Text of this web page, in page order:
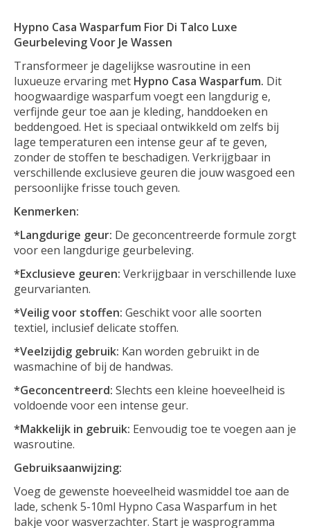
Hypno Casa Wasparfum Fior Di Talco Luxe
Geurbeleving Voor Je Wassen
Transformeer je dagelijkse wasroutine in een
luxueuze ervaring met Hypno Casa Wasparfum. Dit
hoogwaardige wasparfum voegt een langdurig e,
verfijnde geur toe aan je kleding, handdoeken en
beddengoed. Het is speciaal ontwikkeld om zelfs bij
lage temperaturen een intense geur af te geven,
zonder de stoffen te beschadigen. Verkrijgbaar in
verschillende exclusieve geuren die jouw wasgoed een
persoonlijke frisse touch geven.
Kenmerken:
*Langdurige geur: De geconcentreerde formule zorgt
voor een langdurige geurbeleving.
*Exclusieve geuren: Verkrijgbaar in verschillende luxe
geurvarianten.
*Veilig voor stoffen: Geschikt voor alle soorten
textiel, inclusief delicate stoffen.
*Veelzijdig gebruik: Kan worden gebruikt in de
wasmachine of bij de handwas.
*Geconcentreerd: Slechts een kleine hoeveelheid is
voldoende voor een intense geur.
*Makkelijk in gebruik: Eenvoudig toe te voegen aan je
wasroutine.
Gebruiksaanwijzing:
Voeg de gewenste hoeveelheid wasmiddel toe aan de
lade, schenk 5-10ml Hypno Casa Wasparfum in het
bakje voor wasverzachter. Start je wasprogramma